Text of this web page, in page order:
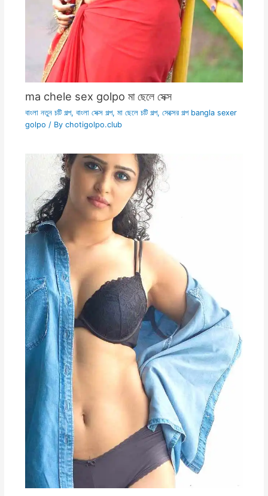
ma chele sex golpo মা ছেলে সেক্স
বাংলা নতুন চটি গল্প, বাংলা সেক্স গল্প, মা ছেলে চটি গল্প, সেক্সের গল্প bangla sexer
golpo / By chotigolpo.club